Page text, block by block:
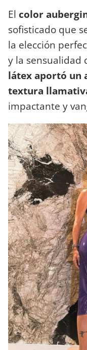
El color
sofisticado que
la elección
y la sensualidad
látex aportó un
textura
impactante y